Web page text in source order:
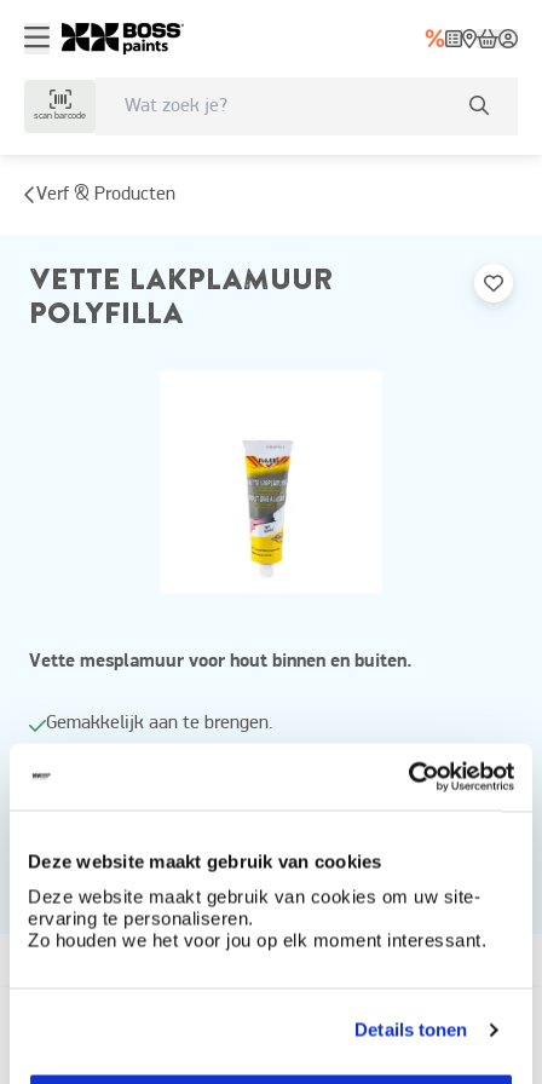
Deze website maakt gebruik van cookies
Deze website maakt gebruik van cookies om uw site-
ervaring te personaliseren.
Zo houden we het voor jou op elk moment interessant.
Details tonen
scan barcode
Verf & Producten
VETTE LAKPLAMUUR
POLYFILLA
Vette mesplamuur voor hout binnen en buiten.
Gemakkelijk aan te brengen.
Technische nota
Vanaf
Hmmm, dit product is niet meer beschikbaar